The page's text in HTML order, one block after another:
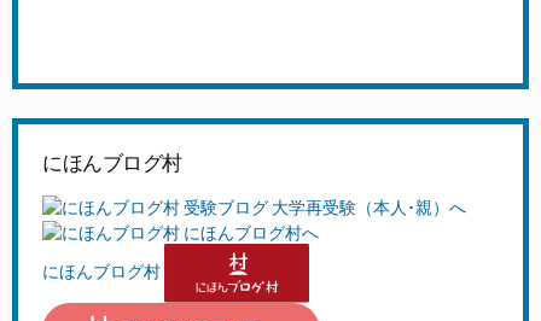
にほんブログ村
にほんブログ村